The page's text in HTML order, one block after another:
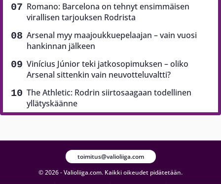
Romano: Barcelona on tehnyt ensimmäisen
virallisen tarjouksen Rodrista
Arsenal myy maajoukkuepelaajan – vain vuosi
hankinnan jälkeen
Vinícius Júnior teki jatkosopimuksen – oliko
Arsenal sittenkin vain neuvotteluvaltti?
The Athletic: Rodrin siirtosaagaan todellinen
yllätyskäänne
© 2026 - Valioliiga.com. Kaikki oikeudet pidätetään.
toimitus@valioliiga.com